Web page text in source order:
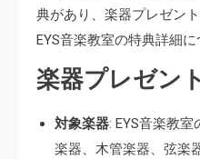
典があり、楽器プレゼン
EYS音楽教室の特典詳細
楽器プレゼント
対象楽器: EYS音楽教
楽器、木管楽器、弦楽